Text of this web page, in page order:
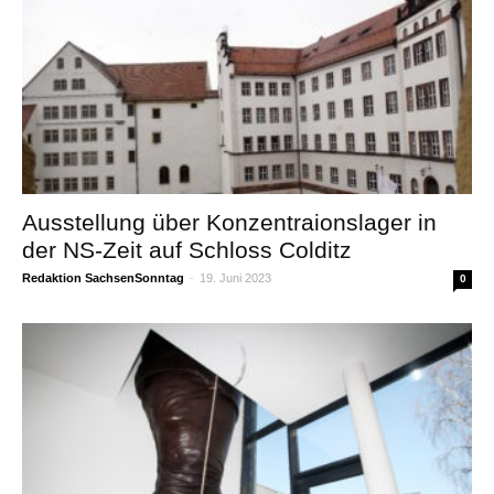
Ausstellung über Konzentraionslager in
der NS-Zeit auf Schloss Colditz
Redaktion SachsenSonntag - 19. Juni 2023 0